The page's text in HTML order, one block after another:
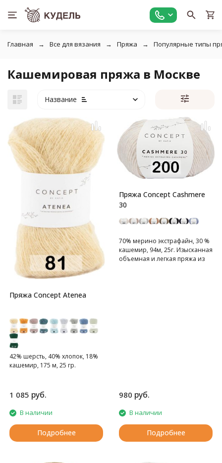
Главная Все для вязания Пряжа Популярные типы
Кашемировая пряжа в Москве
Название
Пряжа Concept Atenea
42% шерсть, 40% хлопок, 18%
кашемир, 175 м, 25 гр.
1 085 руб.
В наличии
Подробнее
Пряжа Concept Cashmere
30
70% мерино экстрафайн, 30 %
кашемир, 94м, 25г. Изысканная
объемная и легкая пряжа из
980 руб.
В наличии
Подробнее